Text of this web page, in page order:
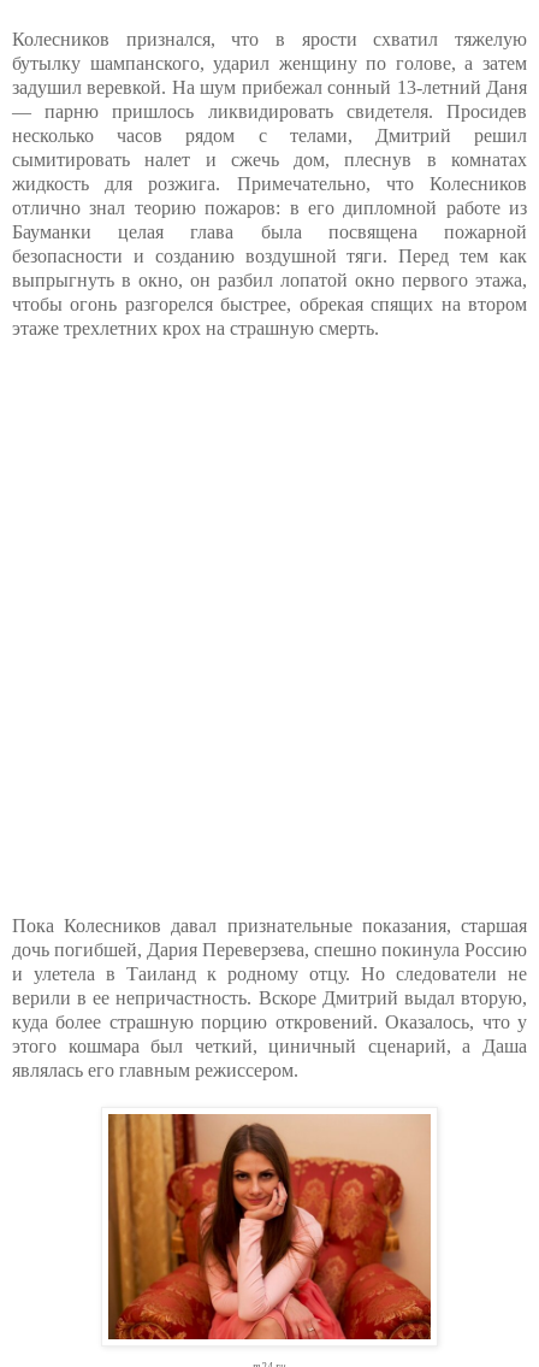
Колесников признался, что в ярости схватил тяжелую
бутылку шампанского, ударил женщину по голове, а затем
задушил веревкой. На шум прибежал сонный 13-летний Даня
— парню пришлось ликвидировать свидетеля. Просидев
несколько часов рядом с телами, Дмитрий решил
сымитировать налет и сжечь дом, плеснув в комнатах
жидкость для розжига. Примечательно, что Колесников
отлично знал теорию пожаров: в его дипломной работе из
Бауманки целая глава была посвящена пожарной
безопасности и созданию воздушной тяги. Перед тем как
выпрыгнуть в окно, он разбил лопатой окно первого этажа,
чтобы огонь разгорелся быстрее, обрекая спящих на втором
этаже трехлетних крох на страшную смерть.
Пока Колесников давал признательные показания, старшая
дочь погибшей, Дария Переверзева, спешно покинула Россию
и улетела в Таиланд к родному отцу. Но следователи не
верили в ее непричастность. Вскоре Дмитрий выдал вторую,
куда более страшную порцию откровений. Оказалось, что у
этого кошмара был четкий, циничный сценарий, а Даша
являлась его главным режиссером.